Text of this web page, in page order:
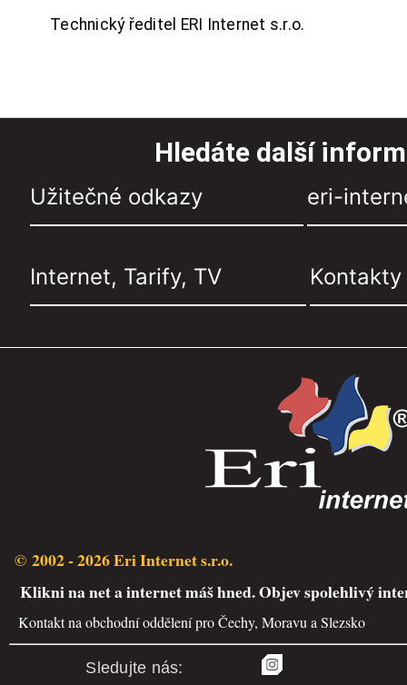
Technický ředitel ERI Internet s.r.o.
Hledáte další
Užitečné odkazy eri-
Internet, Tarify, TV Kontakty
© 2002 - 2026 Eri Internet s.r.o.
Klikni na net a internet máš hned. Objev spolehlivý
Kontakt na obchodní oddělení pro Čechy, Moravu a Slezsko
Sledujte nás: